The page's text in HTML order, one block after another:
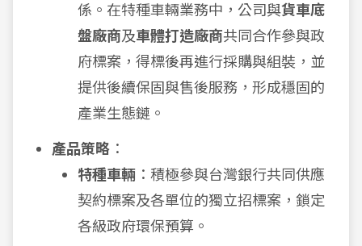
係。在特種車輛業務中，公司與貨車底
盤廠商及車體打造廠商共同合作參與政
府標案，得標後再進行採購與組裝，並
提供後續保固與售後服務，形成穩固的
產業生態鏈。
產品策略 ：
特種車輛 ：積極參與台灣銀行共同供應
契約標案及各單位的獨立招標案，鎖定
各級政府環保預算。